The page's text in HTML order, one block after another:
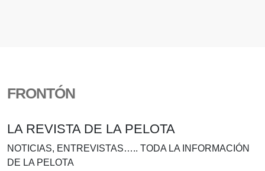
FRONTÓN
LA REVISTA DE LA PELOTA
NOTICIAS, ENTREVISTAS….. TODA LA INFORMACIÓN
DE LA PELOTA